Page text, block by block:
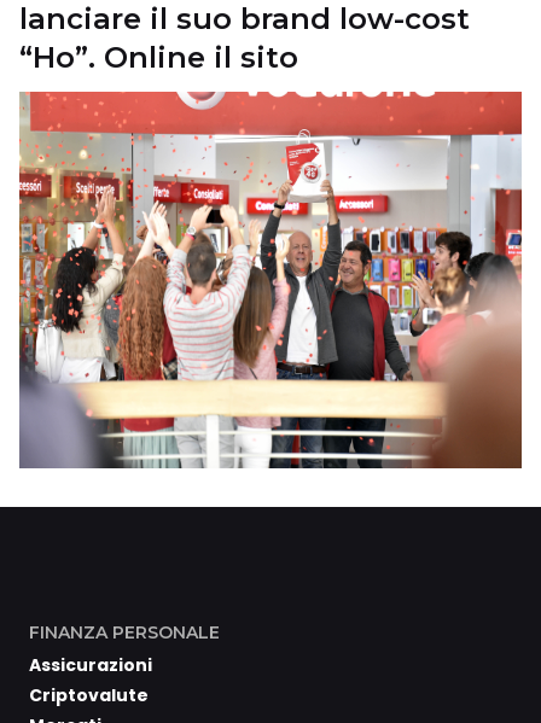
lanciare il suo brand low-cost
“Ho”. Online il sito
FINANZA PERSONALE
Assicurazioni
Criptovalute